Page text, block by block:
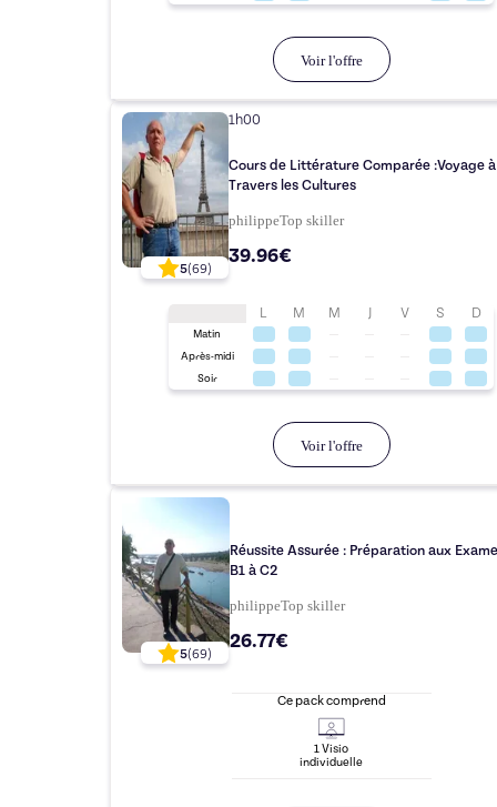
Voir l'offre
5(69)
1h00
Cours de Littérature Comparée :Voyage à
Travers les Cultures
philippeTop skiller
39.96€
L M M J V S D
Matin
Après-midi
Soir
Voir l'offre
5(69)
Réussite Assurée : Préparation aux
B1 à C2
philippeTopskiller
26.77€
Ce pack comprend
1Visio
individuelle